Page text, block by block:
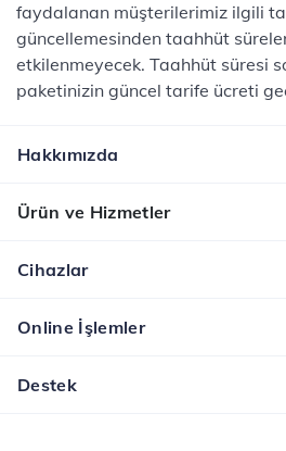
faydalanan müşterilerimiz ilgili
güncellemesinden taahhüt
etkilenmeyecek. Taahhüt süresi
paketinizin güncel tarife ücreti
Hakkımızda
Ürün ve Hizmetler
Cihazlar
Online İşlemler
Destek